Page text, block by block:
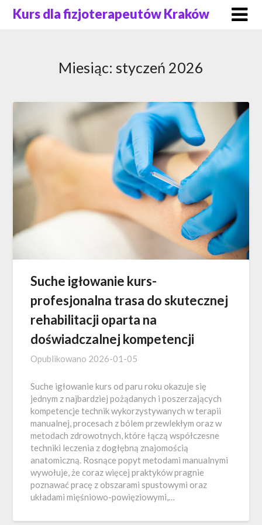
SkipKurs dla fizjoterapeutów Kraków
Miesiąc: styczeń 2026
Suche igłowanie kurs-
profesjonalna trasa do skutecznej
rehabilitacji oparta na
doświadczalnej kompetencji
Opublikowano 2026-01-05
Suche igłowanie kurs od paru roku okazuje się
jednym z najbardziej pożądanych i poszerzających
kompetencje technik wykorzystywanych w terapii
manualnej, procesach z bólem przewlekłym oraz w
metodach zdrowotnych, które łączą współczesne
techniki leczenia z dogłębną znajomością
anatomiczną. Rosnące popyt metodami manualnymi
wywołuje, że coraz więcej praktyków pragnie
poznawać pracę z obszarami spustowymi oraz
układami mięśniowo-powięziowymi,…